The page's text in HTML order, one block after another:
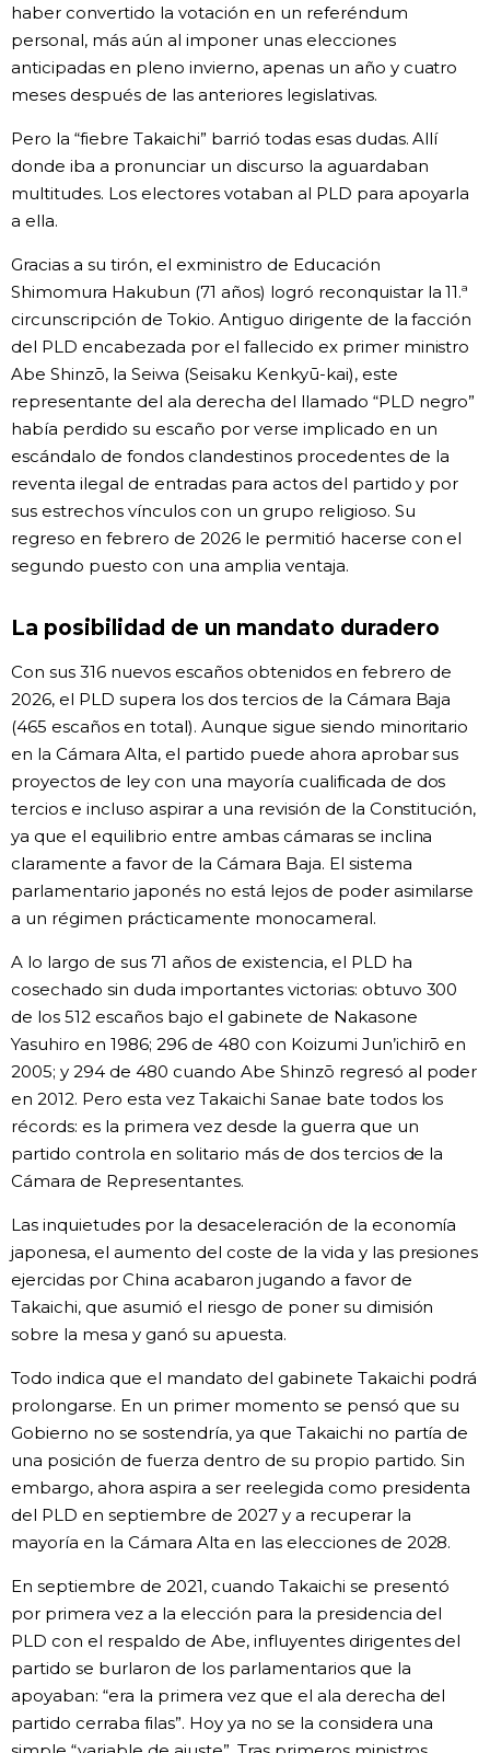
haber convertido la votación en un referéndum
personal, más aún al imponer unas elecciones
anticipadas en pleno invierno, apenas un año y cuatro
meses después de las anteriores legislativas.
Pero la “fiebre Takaichi” barrió todas esas dudas. Allí
donde iba a pronunciar un discurso la aguardaban
multitudes. Los electores votaban al PLD para apoyarla
a ella.
Gracias a su tirón, el exministro de Educación
Shimomura Hakubun (71 años) logró reconquistar la 11.ª
circunscripción de Tokio. Antiguo dirigente de la facción
del PLD encabezada por el fallecido ex primer ministro
Abe Shinzō, la Seiwa (Seisaku Kenkyū-kai), este
representante del ala derecha del llamado “PLD negro”
había perdido su escaño por verse implicado en un
escándalo de fondos clandestinos procedentes de la
reventa ilegal de entradas para actos del partido y por
sus estrechos vínculos con un grupo religioso. Su
regreso en febrero de 2026 le permitió hacerse con el
segundo puesto con una amplia ventaja.
La posibilidad de un mandato duradero
Con sus 316 nuevos escaños obtenidos en febrero de
2026, el PLD supera los dos tercios de la Cámara Baja
(465 escaños en total). Aunque sigue siendo minoritario
en la Cámara Alta, el partido puede ahora aprobar sus
proyectos de ley con una mayoría cualificada de dos
tercios e incluso aspirar a una revisión de la Constitución,
ya que el equilibrio entre ambas cámaras se inclina
claramente a favor de la Cámara Baja. El sistema
parlamentario japonés no está lejos de poder asimilarse
a un régimen prácticamente monocameral.
A lo largo de sus 71 años de existencia, el PLD ha
cosechado sin duda importantes victorias: obtuvo 300
de los 512 escaños bajo el gabinete de Nakasone
Yasuhiro en 1986; 296 de 480 con Koizumi Jun’ichirō en
2005; y 294 de 480 cuando Abe Shinzō regresó al poder
en 2012. Pero esta vez Takaichi Sanae bate todos los
récords: es la primera vez desde la guerra que un
partido controla en solitario más de dos tercios de la
Cámara de Representantes.
Las inquietudes por la desaceleración de la economía
japonesa, el aumento del coste de la vida y las presiones
ejercidas por China acabaron jugando a favor de
Takaichi, que asumió el riesgo de poner su dimisión
sobre la mesa y ganó su apuesta.
Todo indica que el mandato del gabinete Takaichi podrá
prolongarse. En un primer momento se pensó que su
Gobierno no se sostendría, ya que Takaichi no partía de
una posición de fuerza dentro de su propio partido. Sin
embargo, ahora aspira a ser reelegida como presidenta
del PLD en septiembre de 2027 y a recuperar la
mayoría en la Cámara Alta en las elecciones de 2028.
En septiembre de 2021, cuando Takaichi se presentó
por primera vez a la elección para la presidencia del
PLD con el respaldo de Abe, influyentes dirigentes del
partido se burlaron de los parlamentarios que la
apoyaban: “era la primera vez que el ala derecha del
partido cerraba filas”. Hoy ya no se la considera una